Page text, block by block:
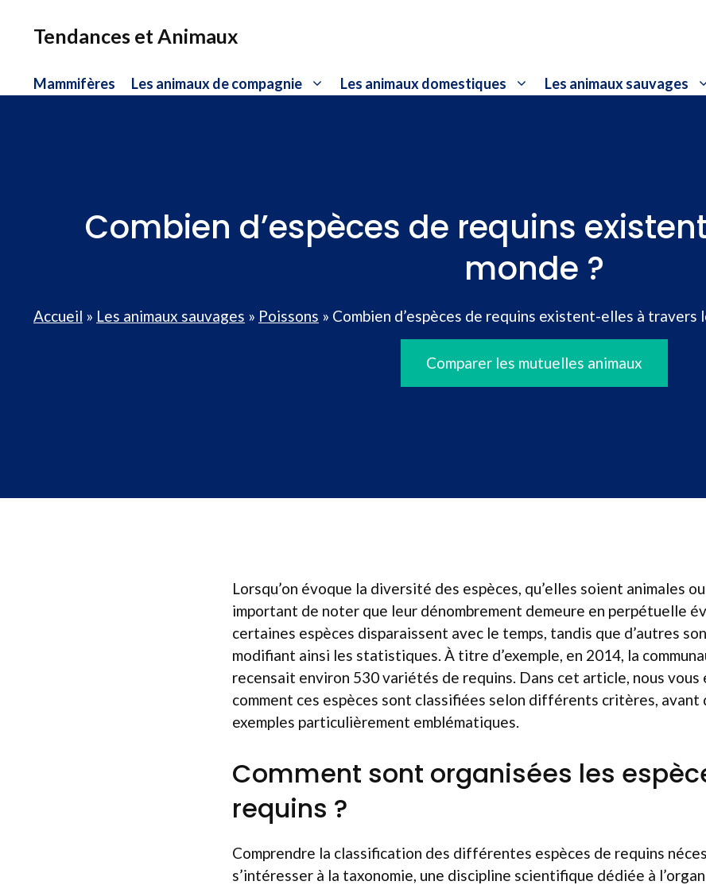
Tendances et Animaux
Mammifères Les animaux de compagnie Les animaux domestiques Les animaux sauvages
Combien d’espèces de requins
monde ?
Accueil » Les animaux sauvages » Poissons » Combien d’espèces de requins existent-elles à travers
Comparer les mutuelles animaux
Lorsqu’on évoque la diversité des espèces, qu’elles soient animales
important de noter que leur dénombrement demeure en perpétuelle
certaines espèces disparaissent avec le temps, tandis que d’autres
modifiant ainsi les statistiques. À titre d’exemple, en 2014, la
recensait environ 530 variétés de requins. Dans cet article, nous vous
comment ces espèces sont classifiées selon différents critères, avant
exemples particulièrement emblématiques.
Comment sont organisées les
requins ?
Comprendre la classification des différentes espèces de requins
s’intéresser à la taxonomie, une discipline scientifique dédiée à